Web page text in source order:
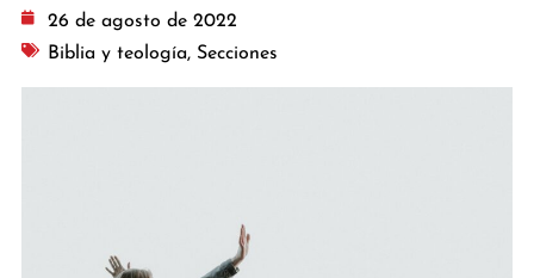
26 de agosto de 2022
Biblia y teología, Secciones